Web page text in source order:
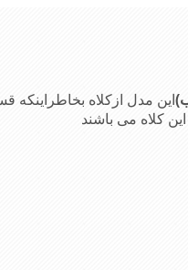
این مدل ازکلاه
کلاه می باشند